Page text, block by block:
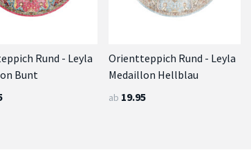
Rund - Leyla
Bunt
Orientteppich Rund - Leyla
Medaillon Hellblau
ab 19.95